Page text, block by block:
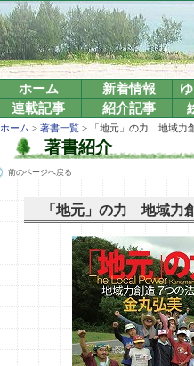
ホーム 新着情報
連載記事
紹介記事
ホーム > 著書一覧 > 「地元」の力 地域力
著書紹介
前のページへ戻る
「地元」の力 地域力